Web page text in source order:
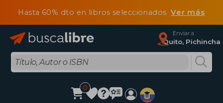
Hasta 60% dto en libros seleccionadosVer más
Enviar a
Quito, Pichincha
0